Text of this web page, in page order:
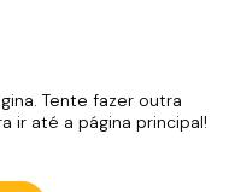
Tente fazer outra
ir até a página principal!